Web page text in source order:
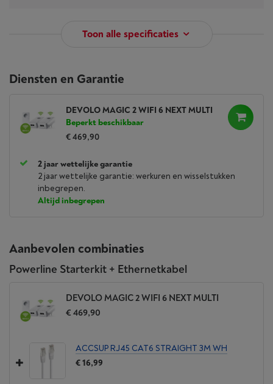
Toon alle specificaties
Diensten en Garantie
DEVOLO MAGIC 2 WIFI 6 NEXT MULTI
Beperkt beschikbaar
€ 469,90
2 jaar wettelijke garantie
2 jaar wettelijke garantie: werkuren en wisselstukken
inbegrepen.
Altijd inbegrepen
Aanbevolen combinaties
Powerline Starterkit + Ethernetkabel
DEVOLO MAGIC 2 WIFI 6 NEXT MULTI
€ 469,90
ACCSUP RJ45 CAT6 STRAIGHT 3M WH
€ 16,99